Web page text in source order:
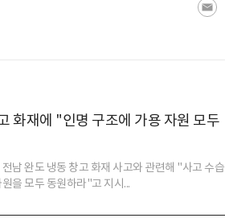
화재에 "인명 구조에 가용 자원 모두
남 완도 냉동 창고 화재 사고와 관련해 "사고 수습
을 모두 동원하라"고 지시...